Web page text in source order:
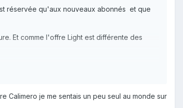
réservée qu'aux nouveaux abonnés et que
Et comme l'offre Light est différente des
je me sentais un peu seul au monde sur